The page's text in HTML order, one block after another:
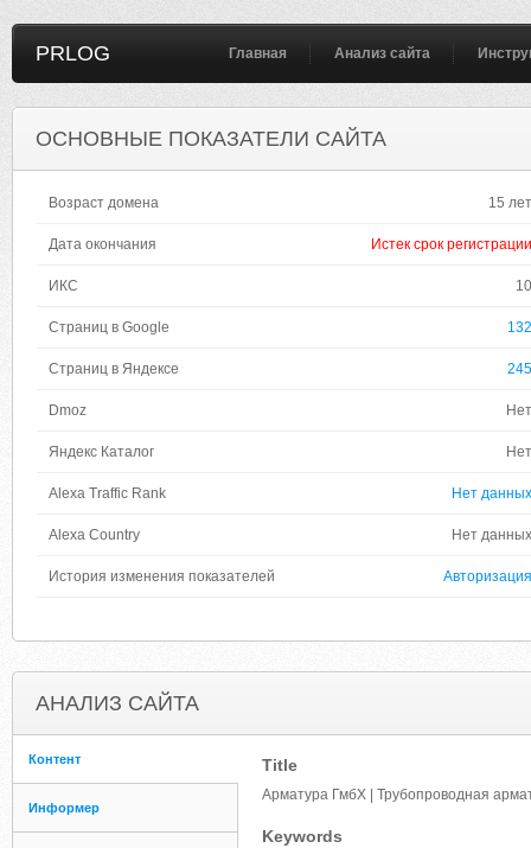
PRLOG Главная Анализ сайта
ОСНОВНЫЕ ПОКАЗАТЕЛИ САЙТА
Возраст домена 15 лет
Дата окончания Истек срок регистрации
ИКС 10
Страниц в Google 132
Страниц в Яндексе 245
Dmoz Нет
Яндекс Каталог Нет
Alexa Traffic Rank Нет данных
Alexa Country Нет данных
История изменения показателей Авторизация
АНАЛИЗ САЙТА
Контент
Информер
Title
Арматура ГмбХ | Трубопроводная
Keywords